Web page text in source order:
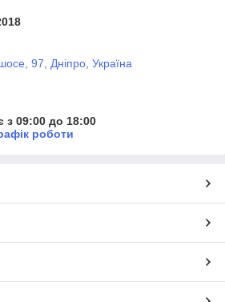
97, Дніпро, Україна
з 09:00 до 18:00
роботи